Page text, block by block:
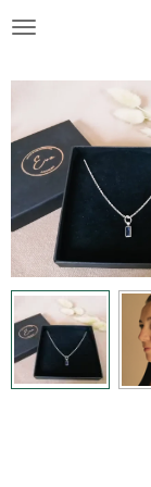
Ga
naar
hoofdinhoud